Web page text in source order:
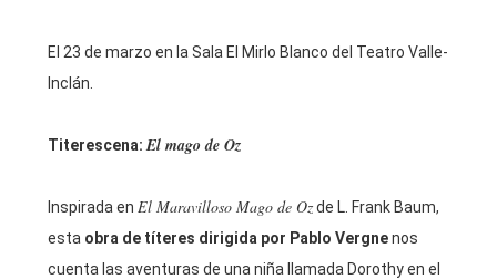
El 23 de marzo en la Sala El Mirlo Blanco del Teatro Valle-
Inclán.
Titerescena: El mago de Oz
Inspirada en El Maravilloso Mago de Ozde L. Frank Baum,
esta obra de títeres dirigida por Pablo Vergnenos
cuenta las aventuras de una niña llamada Dorothy en el